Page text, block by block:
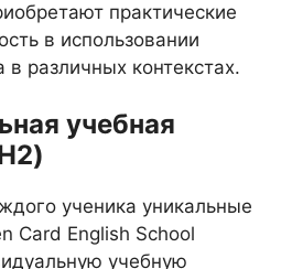
практические
в использовании
в различных контекстах.
учебная
ученика уникальные
Card English School
учебную